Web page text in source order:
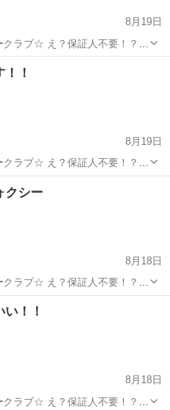
8月19日
クラブ☆ え？保証人不要！？
！
8月19日
クラブ☆ え？保証人不要！？
クシー
8月18日
クラブ☆ え？保証人不要！？
人
！！
8月18日
クラブ☆ え？保証人不要！？